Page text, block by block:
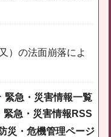
）の法面崩落によ
緊急・災害情報一覧
緊急・災害情報RSS
防災・危機管理ページ